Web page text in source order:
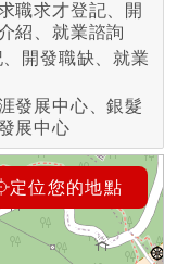
職求才登記、開
紹、就業諮詢
開發職缺、就業
發展中心、銀髮
展中心
定位您的地點